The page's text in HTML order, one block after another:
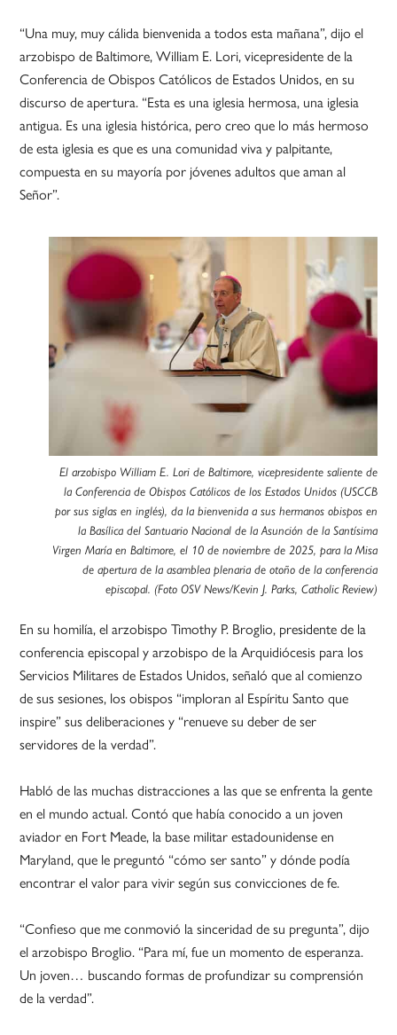
“Una muy, muy cálida bienvenida a todos esta mañana”, dijo el
arzobispo de Baltimore, William E. Lori, vicepresidente de la
Conferencia de Obispos Católicos de Estados Unidos, en su
discurso de apertura. “Esta es una iglesia hermosa, una iglesia
antigua. Es una iglesia histórica, pero creo que lo más hermoso
de esta iglesia es que es una comunidad viva y palpitante,
compuesta en su mayoría por jóvenes adultos que aman al
Señor”.
El arzobispo William E. Lori de Baltimore, vicepresidente saliente de
la Conferencia de Obispos Católicos de los Estados Unidos (USCCB
por sus siglas en inglés), da la bienvenida a sus hermanos obispos en
la Basílica del Santuario Nacional de la Asunción de la Santísima
Virgen María en Baltimore, el 10 de noviembre de 2025, para la Misa
de apertura de la asamblea plenaria de otoño de la conferencia
episcopal. (Foto OSV News/Kevin J. Parks, Catholic Review)
En su homilía, el arzobispo Timothy P. Broglio, presidente de la
conferencia episcopal y arzobispo de la Arquidiócesis para los
Servicios Militares de Estados Unidos, señaló que al comienzo
de sus sesiones, los obispos “imploran al Espíritu Santo que
inspire” sus deliberaciones y “renueve su deber de ser
servidores de la verdad”.
Habló de las muchas distracciones a las que se enfrenta la gente
en el mundo actual. Contó que había conocido a un joven
aviador en Fort Meade, la base militar estadounidense en
Maryland, que le preguntó “cómo ser santo” y dónde podía
encontrar el valor para vivir según sus convicciones de fe.
“Confieso que me conmovió la sinceridad de su pregunta”, dijo
el arzobispo Broglio. “Para mí, fue un momento de esperanza.
Un joven… buscando formas de profundizar su comprensión
de la verdad”.